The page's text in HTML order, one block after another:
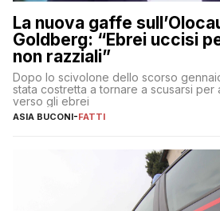
La nuova gaffe
Goldberg: “Ebrei uccisi
non razziali”
Dopo lo scivolone dello scorso
stata costretta a tornare a scusarsi
verso gli ebrei
ASIA BUCONI-FATTI